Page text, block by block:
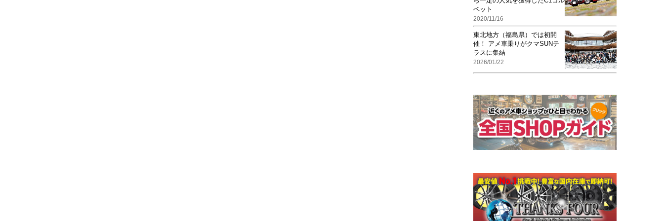
ベット
2020/11/16
東北地方（福島県）では初開
催！ アメ車乗りがクマSUNテ
ラスに集結
2026/01/22